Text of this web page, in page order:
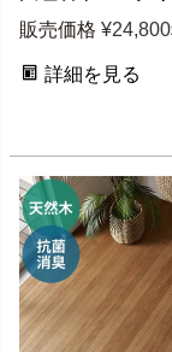
販売価格 ¥24,800
詳細を見る